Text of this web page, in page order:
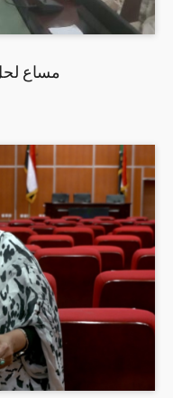
مساع